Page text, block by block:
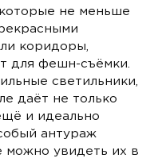
не меньше
коридоры,
для фешн-съёмки.
светильники,
даёт не только
и идеально
антураж
можно увидеть их в